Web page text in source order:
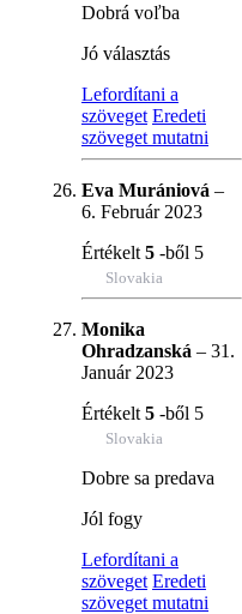
Dobrá voľba
Jó választás
Lefordítani a
szöveget Eredeti
szöveget mutatni
Eva Murániová –
6. Február 2023
Értékelt 5 -ből 5
Slovakia
Monika
Ohradzanská – 31.
Január 2023
Értékelt 5 -ből 5
Slovakia
Dobre sa predava
Jól fogy
Lefordítani a
szöveget Eredeti
szöveget mutatni